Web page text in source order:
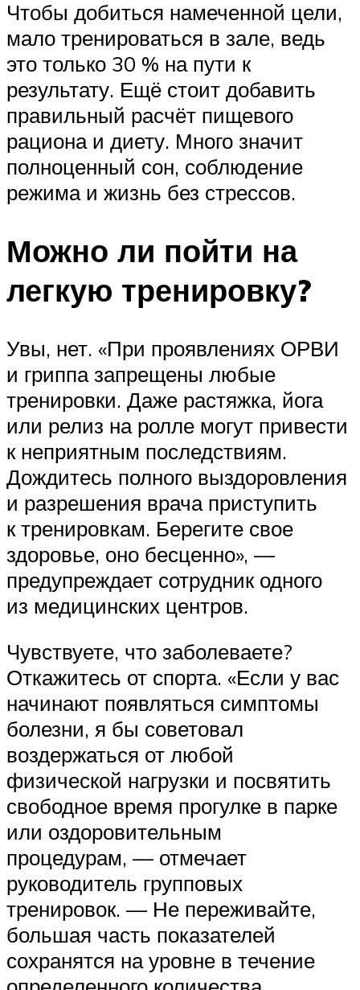
Чтобы добиться намеченной цели,
мало тренироваться в зале, ведь
это только 30 % на пути к
результату. Ещё стоит добавить
правильный расчёт пищевого
рациона и диету. Много значит
полноценный сон, соблюдение
режима и жизнь без стрессов.
Можно ли пойти на
легкую тренировку?
Увы, нет. «При проявлениях ОРВИ
и гриппа запрещены любые
тренировки. Даже растяжка, йога
или релиз на ролле могут привести
к неприятным последствиям.
Дождитесь полного выздоровления
и разрешения врача приступить
к тренировкам. Берегите свое
здоровье, оно бесценно», —
предупреждает сотрудник одного
из медицинских центров.
Чувствуете, что заболеваете?
Откажитесь от спорта. «Если у вас
начинают появляться симптомы
болезни, я бы советовал
воздержаться от любой
физической нагрузки и посвятить
свободное время прогулке в парке
или оздоровительным
процедурам, — отмечает
руководитель групповых
тренировок. — Не переживайте,
большая часть показателей
сохранятся на уровне в течение